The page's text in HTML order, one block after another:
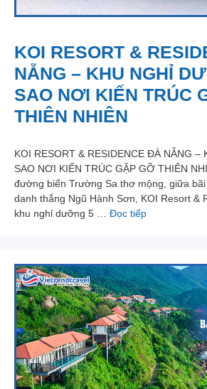
KOI RESORT &
NẴNG – KHU NGHỈ
SAO NƠI KIẾN TRÚC
THIÊN NHIÊN
KOI RESORT & RESIDENCE ĐÀ NẴNG –
SAO NƠI KIẾN TRÚC GẶP GỠ THIÊN
đường biển Trường Sa thơ mộng, giữa
danh thắng Ngũ Hành Sơn, KOI Resort &
khu nghỉ dưỡng 5 … Đọc tiếp